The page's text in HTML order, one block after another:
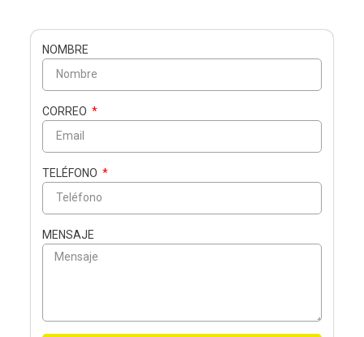
NOMBRE
CORREO
TELÉFONO
MENSAJE